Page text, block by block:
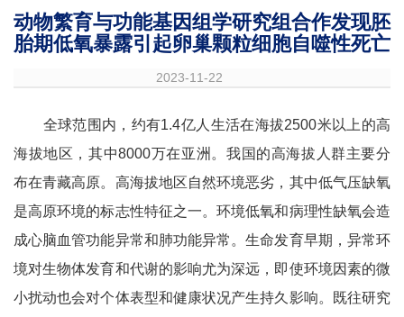
动物繁育与功能基因组学研究组合作发现胚
胎期低氧暴露引起卵巢颗粒细胞自噬性死亡
2023-11-22
全球范围内，约有1.4亿人生活在海拔2500米以上的高
海拔地区，其中8000万在亚洲。我国的高海拔人群主要分
布在青藏高原。高海拔地区自然环境恶劣，其中低气压缺氧
是高原环境的标志性特征之一。环境低氧和病理性缺氧会造
成心脑血管功能异常和肺功能异常。生命发育早期，异常环
境对生物体发育和代谢的影响尤为深远，即使环境因素的微
小扰动也会对个体表型和健康状况产生持久影响。既往研究